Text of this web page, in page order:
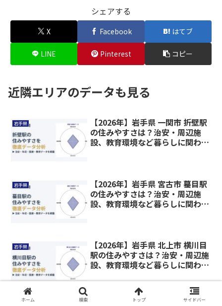
シェアする
X Facebook はてブ
LINE Pinterest コピー
近隣エリアのデータも見る
岩手県
【2026年】岩手県 一関市 折壁駅
の住みやすさは？治安・周辺施
設、教育環境など暮らしに関わる
岩手県
【2026年】岩手県 宮古市 蟇目駅
の住みやすさは？治安・周辺施
設、教育環境など暮らしに関わる
岩手県
【2026年】岩手県 北上市 横川目
駅の住みやすさは？治安・周辺施
設、教育環境など暮らしに関わる
ホーム 検索 トップ サイドバー